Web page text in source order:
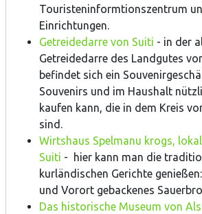
Touristeninformtionszentrum
Einrichtungen.
Getreidedarre von Suiti - in der
Getreidedarre des Landgutes
befindet sich ein
Souvenirs und im Haushalt
kaufen kann, die in dem Kreis
sind.
Wirtshaus Spelmanu krogs,
Suiti - hier kann man die
kurländischen Gerichte
und Vorort gebackenes
Das historische Museum von